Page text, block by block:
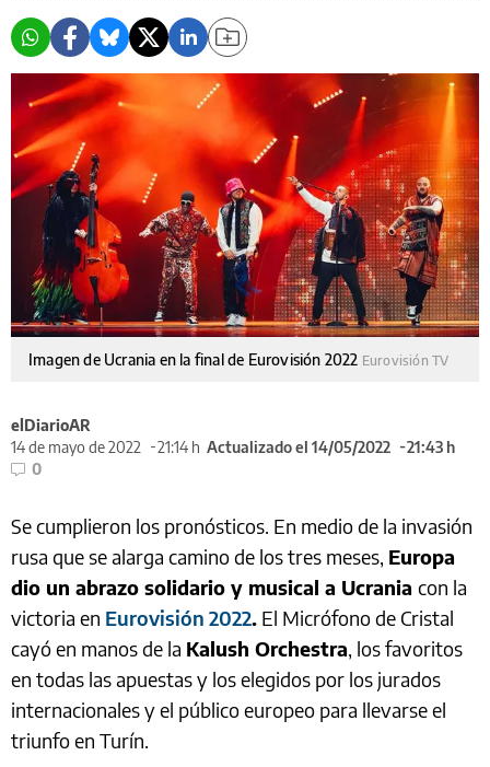
Imagen de Ucrania en la final de Eurovisión 2022 Eurovisión TV
elDiarioAR
14 de mayo de 2022
21:14 h Actualizado el 14/05/2022
21:43 h
0
Se cumplieron los pronósticos. En medio de la invasión
rusa que se alarga camino de los tres meses, Europa
dio un abrazo solidario y musical a Ucrania con la
victoria en Eurovisión 2022. El Micrófono de Cristal
cayó en manos de la Kalush Orchestra, los favoritos
en todas las apuestas y los elegidos por los jurados
internacionales y el público europeo para llevarse el
triunfo en Turín.